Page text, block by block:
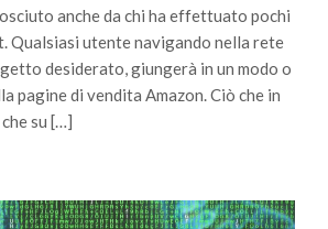
anche da chi ha effettuato pochi
Qualsiasi utente navigando nella rete
desiderato, giungerà in un modo o
pagine di vendita Amazon. Ciò che in
su […]